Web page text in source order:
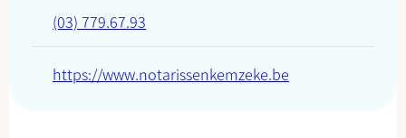
(03) 779.67.93
https://www.notarissenkemzeke.be